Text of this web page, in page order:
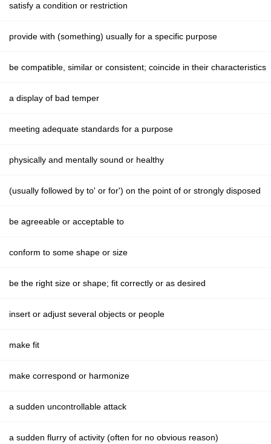
satisfy a condition or restriction
provide with (something) usually for a specific purpose
be compatible, similar or consistent; coincide in their characteristics
a display of bad temper
meeting adequate standards for a purpose
physically and mentally sound or healthy
(usually followed by to' or for') on the point of or strongly disposed
be agreeable or acceptable to
conform to some shape or size
be the right size or shape; fit correctly or as desired
insert or adjust several objects or people
make fit
make correspond or harmonize
a sudden uncontrollable attack
a sudden flurry of activity (often for no obvious reason)